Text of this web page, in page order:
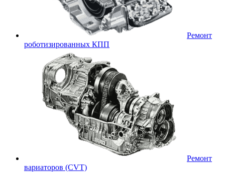
Ремонт
роботизированных КПП
Ремонт
вариаторов (CVT)